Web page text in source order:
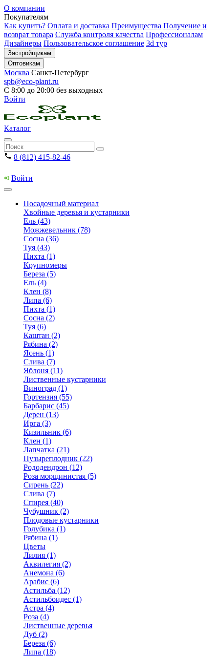
О компании
Покупателям
Как купить? Оплата и доставка Преимущества Получение и
возврат товара Служба контроля качества Профессионалам
Дизайнеры Пользовательское соглашение 3d тур
Застройщикам
Оптовикам
Москва Санкт-Петербург
spb@eco-plant.ru
С 8:00 до 20:00 без выходных
Войти
Каталог
8 (812) 415-82-46
Войти
Посадочный материал
Хвойные деревья и кустарники
Ель (43)
Можжевельник (78)
Сосна (36)
Туя (43)
Пихта (1)
Крупномеры
Береза (5)
Ель (4)
Клен (8)
Липа (6)
Пихта (1)
Сосна (2)
Туя (6)
Каштан (2)
Рябина (2)
Ясень (1)
Слива (7)
Яблоня (11)
Лиственные кустарники
Виноград (1)
Гортензия (55)
Барбарис (45)
Дерен (13)
Ирга (3)
Кизильник (6)
Клен (1)
Лапчатка (21)
Пузыреплодник (22)
Рододендрон (12)
Роза морщинистая (5)
Сирень (22)
Слива (7)
Спирея (40)
Чубушник (2)
Плодовые кустарники
Голубика (1)
Рябина (1)
Цветы
Лилия (1)
Аквилегия (2)
Анемона (6)
Арабис (6)
Астильба (12)
Астильбоидес (1)
Астра (4)
Роза (4)
Лиственные деревья
Дуб (2)
Береза (6)
Липа (18)